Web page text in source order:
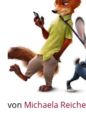
von Michaela